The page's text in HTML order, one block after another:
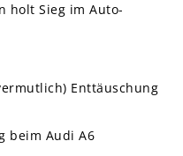
holt Sieg im Auto-
Enttäuschung
beim Audi A6